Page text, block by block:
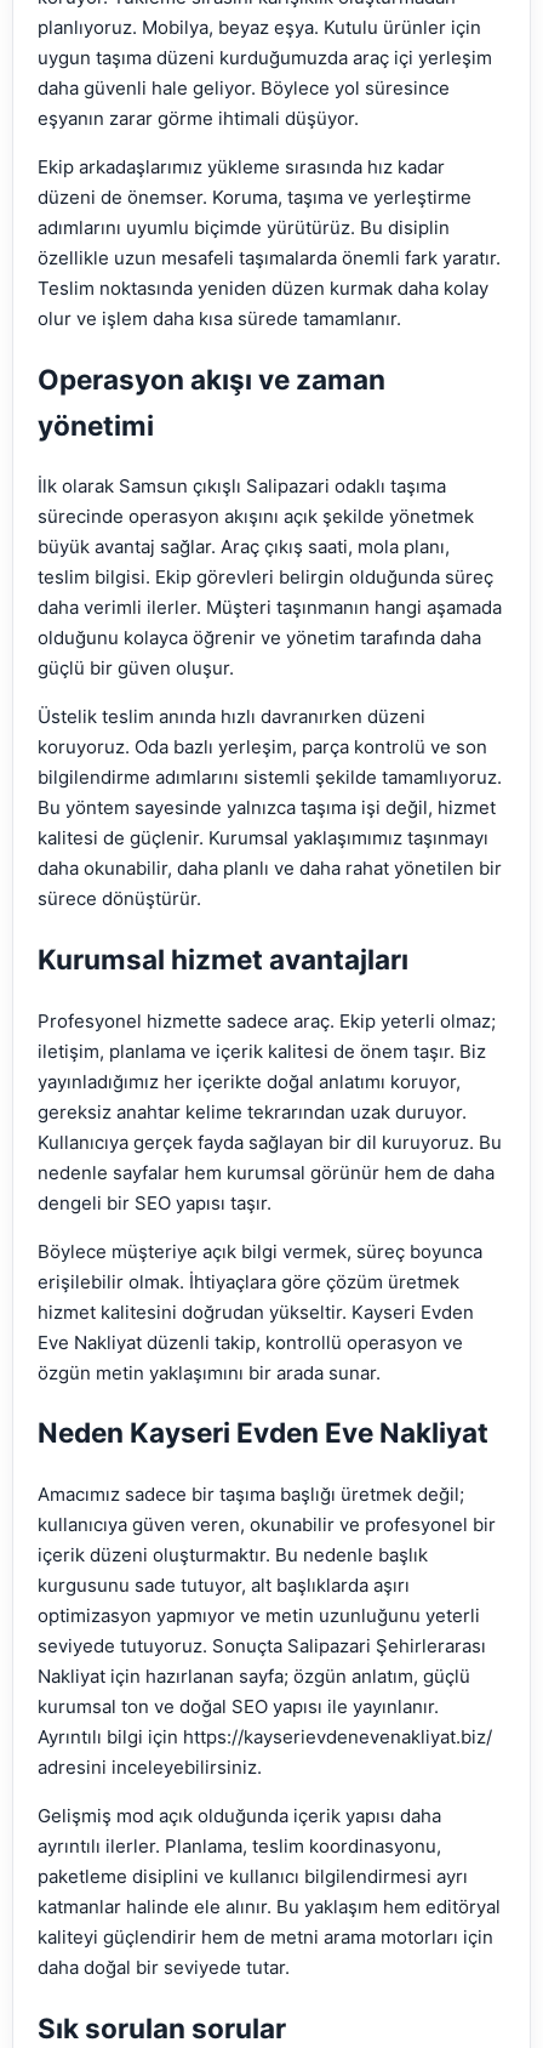
planlıyoruz. Mobilya, beyaz eşya. Kutulu ürünler için
uygun taşıma düzeni kurduğumuzda araç içi yerleşim
daha güvenli hale geliyor. Böylece yol süresince
eşyanın zarar görme ihtimali düşüyor.
Ekip arkadaşlarımız yükleme sırasında hız kadar
düzeni de önemser. Koruma, taşıma ve yerleştirme
adımlarını uyumlu biçimde yürütürüz. Bu disiplin
özellikle uzun mesafeli taşımalarda önemli fark yaratır.
Teslim noktasında yeniden düzen kurmak daha kolay
olur ve işlem daha kısa sürede tamamlanır.
Operasyon akışı ve zaman
yönetimi
İlk olarak Samsun çıkışlı Salipazari odaklı taşıma
sürecinde operasyon akışını açık şekilde yönetmek
büyük avantaj sağlar. Araç çıkış saati, mola planı,
teslim bilgisi. Ekip görevleri belirgin olduğunda süreç
daha verimli ilerler. Müşteri taşınmanın hangi aşamada
olduğunu kolayca öğrenir ve yönetim tarafında daha
güçlü bir güven oluşur.
Üstelik teslim anında hızlı davranırken düzeni
koruyoruz. Oda bazlı yerleşim, parça kontrolü ve son
bilgilendirme adımlarını sistemli şekilde tamamlıyoruz.
Bu yöntem sayesinde yalnızca taşıma işi değil, hizmet
kalitesi de güçlenir. Kurumsal yaklaşımımız taşınmayı
daha okunabilir, daha planlı ve daha rahat yönetilen bir
sürece dönüştürür.
Kurumsal hizmet avantajları
Profesyonel hizmette sadece araç. Ekip yeterli olmaz;
iletişim, planlama ve içerik kalitesi de önem taşır. Biz
yayınladığımız her içerikte doğal anlatımı koruyor,
gereksiz anahtar kelime tekrarından uzak duruyor.
Kullanıcıya gerçek fayda sağlayan bir dil kuruyoruz. Bu
nedenle sayfalar hem kurumsal görünür hem de daha
dengeli bir SEO yapısı taşır.
Böylece müşteriye açık bilgi vermek, süreç boyunca
erişilebilir olmak. İhtiyaçlara göre çözüm üretmek
hizmet kalitesini doğrudan yükseltir. Kayseri Evden
Eve Nakliyat düzenli takip, kontrollü operasyon ve
özgün metin yaklaşımını bir arada sunar.
Neden Kayseri Evden Eve Nakliyat
Amacımız sadece bir taşıma başlığı üretmek değil;
kullanıcıya güven veren, okunabilir ve profesyonel bir
içerik düzeni oluşturmaktır. Bu nedenle başlık
kurgusunu sade tutuyor, alt başlıklarda aşırı
optimizasyon yapmıyor ve metin uzunluğunu yeterli
seviyede tutuyoruz. Sonuçta Salipazari Şehirlerarası
Nakliyat için hazırlanan sayfa; özgün anlatım, güçlü
kurumsal ton ve doğal SEO yapısı ile yayınlanır.
Ayrıntılı bilgi için https://kayserievdenevenakliyat.biz/
adresini inceleyebilirsiniz.
Gelişmiş mod açık olduğunda içerik yapısı daha
ayrıntılı ilerler. Planlama, teslim koordinasyonu,
paketleme disiplini ve kullanıcı bilgilendirmesi ayrı
katmanlar halinde ele alınır. Bu yaklaşım hem editöryal
kaliteyi güçlendirir hem de metni arama motorları için
daha doğal bir seviyede tutar.
Sık sorulan sorular